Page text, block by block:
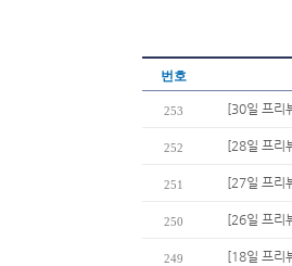
번호
253 [30일 프리
252 [28일 프리
251 [27일 프리
250 [26일 프리
249 [18일 프리